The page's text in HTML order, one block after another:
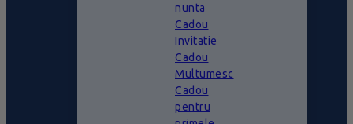
nunta
Cadou
Invitatie
Cadou
Multumesc
Cadou
pentru